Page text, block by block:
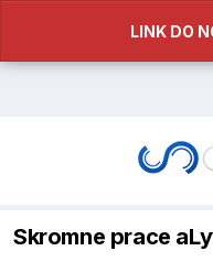
LINK DO
Skromne prace